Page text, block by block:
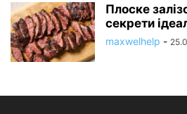
Плоске
секрети
maxwelhelp -